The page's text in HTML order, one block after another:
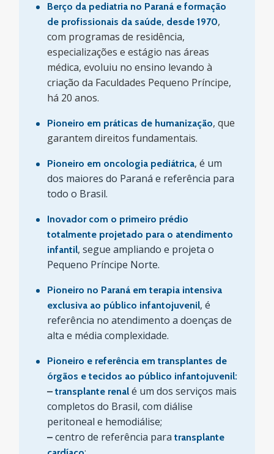
Berço da pediatria no Paraná e formação
de profissionais da saúde, desde 1970,
com programas de residência,
especializações e estágio nas áreas
médica, evoluiu no ensino levando à
criação da Faculdades Pequeno Príncipe,
há 20 anos.
Pioneiro em práticas de humanização, que
garantem direitos fundamentais.
Pioneiro em oncologia pediátrica, é um
dos maiores do Paraná e referência para
todo o Brasil.
Inovador com o primeiro prédio
totalmente projetado para o atendimento
infantil, segue ampliando e projeta o
Pequeno Príncipe Norte.
Pioneiro no Paraná em terapia intensiva
exclusiva ao público infantojuvenil, é
referência no atendimento a doenças de
alta e média complexidade.
Pioneiro e referência em transplantes de
órgãos e tecidos ao público infantojuvenil:
–transplante renal é um dos serviços mais
completos do Brasil, com diálise
peritoneal e hemodiálise;
–centro de referência paratransplante